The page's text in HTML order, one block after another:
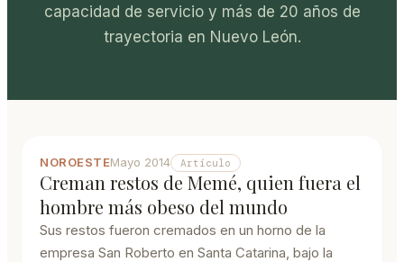
capacidad de servicio y más de 20 años de
trayectoria en Nuevo León.
NOROESTEMayo 2014 Artículo
Creman restos de Memé, quien fuera el
hombre más obeso del mundo
Sus restos fueron cremados en un horno de la
empresa San Roberto en Santa Catarina, bajo la